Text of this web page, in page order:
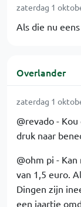
zaterdag 1
Als die nu
Overlander
zaterdag 1
@revado -
druk naar
@ohm pi -
van 1,5 euro.
Dingen zijn
een jaartje